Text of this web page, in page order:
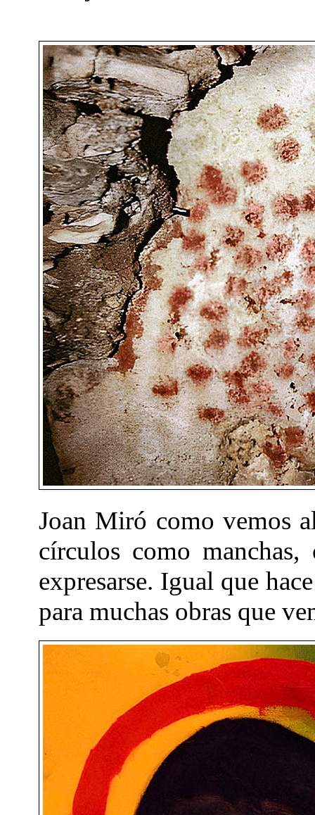
Joan Miró como vemos
círculos como
expresarse. Igual que
para muchas obras que